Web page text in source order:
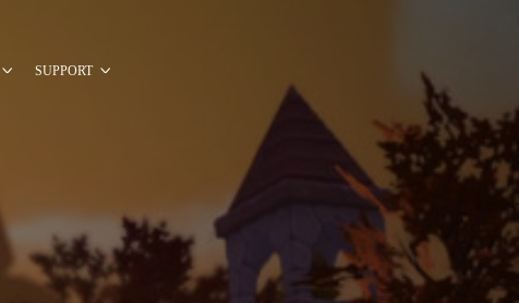
SUPPORT